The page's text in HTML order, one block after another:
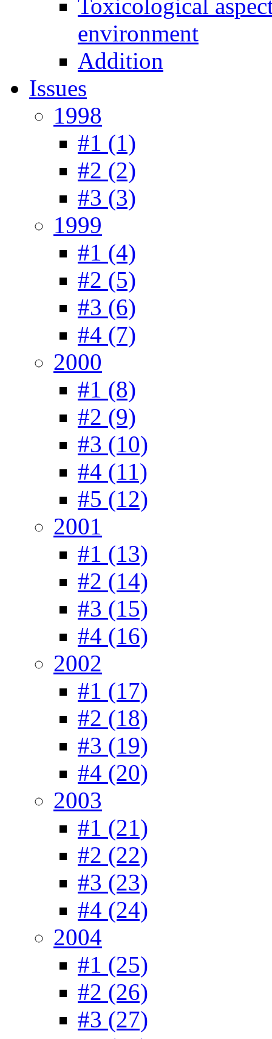
Toxicological
environment
Addition
Issues
1998
#1 (1)
#2 (2)
#3 (3)
1999
#1 (4)
#2 (5)
#3 (6)
#4 (7)
2000
#1 (8)
#2 (9)
#3 (10)
#4 (11)
#5 (12)
2001
#1 (13)
#2 (14)
#3 (15)
#4 (16)
2002
#1 (17)
#2 (18)
#3 (19)
#4 (20)
2003
#1 (21)
#2 (22)
#3 (23)
#4 (24)
2004
#1 (25)
#2 (26)
#3 (27)